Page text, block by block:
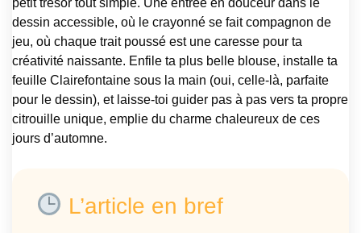
dessin accessible, où le crayonné se fait compagnon de
jeu, où chaque trait poussé est une caresse pour ta
créativité naissante. Enfile ta plus belle blouse, installe ta
feuille Clairefontaine sous la main (oui, celle-là, parfaite
pour le dessin), et laisse-toi guider pas à pas vers ta propre
citrouille unique, emplie du charme chaleureux de ces
jours d’automne.
L’article en bref